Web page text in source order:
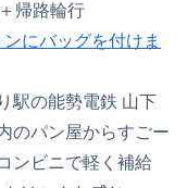
帰路輪行
にバッグを付けま
駅の能勢電鉄 山下
のパン屋からすごー
ンビニで軽く補給